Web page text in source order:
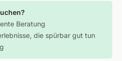
Beratung
die spürbar gut tun